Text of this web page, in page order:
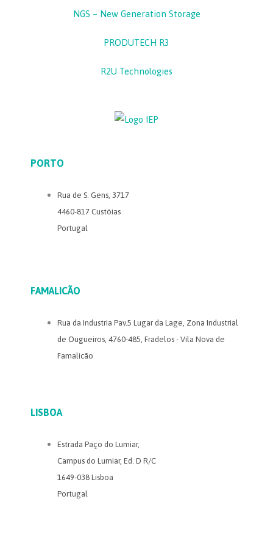
NGS – New Generation Storage
PRODUTECH R3
R2U Technologies
PORTO
Rua de S. Gens, 3717
4460-817 Custóias
Portugal
FAMALICÃO
Rua da Industria Pav.5 Lugar da Lage, Zona Industrial
de Ougueiros, 4760-485, Fradelos - Vila Nova de
Famalicão
LISBOA
Estrada Paço do Lumiar,
Campus do Lumiar, Ed. D R/C
1649-038 Lisboa
Portugal